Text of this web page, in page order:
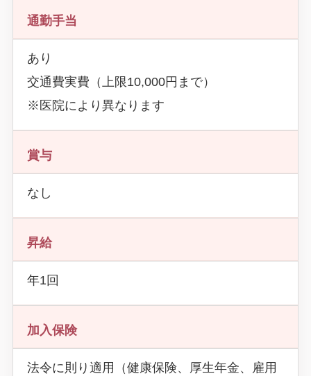
通勤手当
あり
交通費実費（上限10,000円まで）
※医院により異なります
賞与
なし
昇給
年1回
加入保険
法令に則り適用（健康保険、厚生年金、雇用